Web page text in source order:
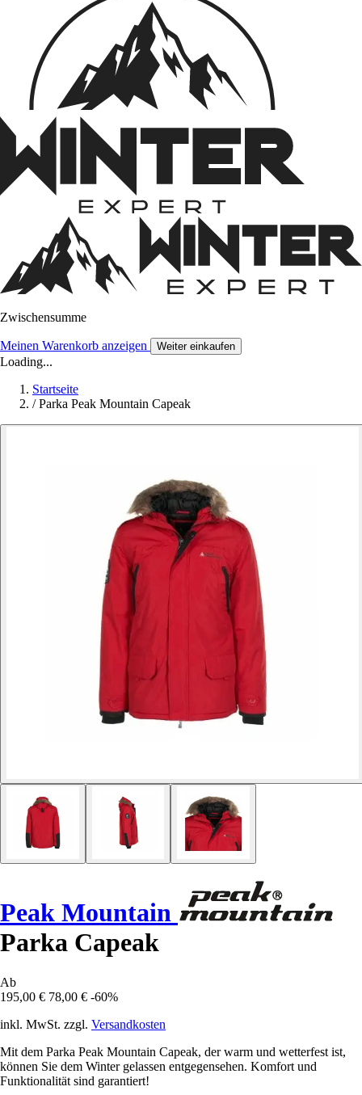
Zwischensumme
Meinen Warenkorb anzeigen Weiter einkaufen
Loading...
Startseite
/ Parka Peak Mountain Capeak
Peak Mountain
Parka Capeak
Ab
195,00 € 78,00 € -60%
inkl. MwSt. zzgl. Versandkosten
Mit dem Parka Peak Mountain Capeak, der warm und wetterfest ist,
können Sie dem Winter gelassen entgegensehen. Komfort und
Funktionalität sind garantiert!